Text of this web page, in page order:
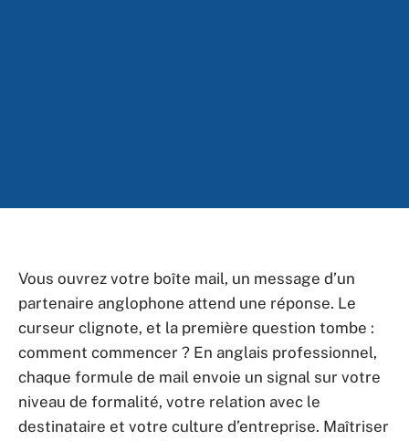
Vous ouvrez votre boîte mail, un message d’un
partenaire anglophone attend une réponse. Le
curseur clignote, et la première question tombe :
comment commencer ? En anglais professionnel,
chaque formule de mail envoie un signal sur votre
niveau de formalité, votre relation avec le
destinataire et votre culture d’entreprise. Maîtriser